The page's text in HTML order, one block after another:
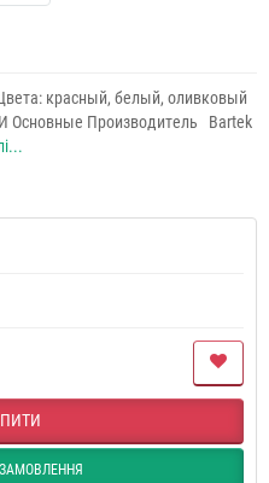
красный, белый, оливковый
Основные Производитель Bartek